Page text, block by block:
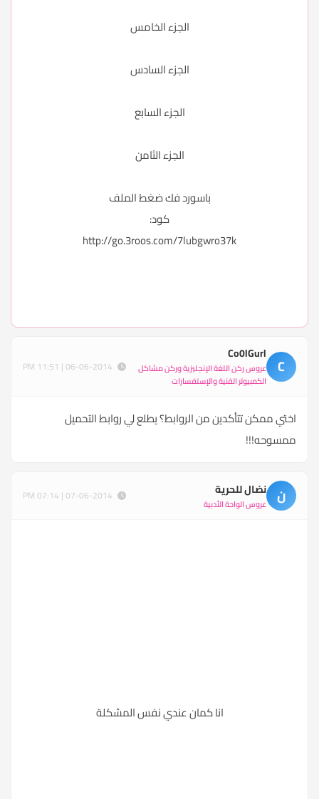
الجزء الخامس
الجزء السادس
الجزء السابع
الجزء الثامن
باسورد فك ضغط الملف
كود:
http://go.3roos.com/7lubgwro37k
C
Co0lGurl
عروس ركن اللغة الإنجليزية وركن مشاكل
الكمبيوتر الفنية والإستفسارات
اختي ممكن تتأكدين من الروابط؟ يطلع لي روابط التحميل
ممسوحه!!!
ن نضال للحرية
عروس الواحة الأدبية
انا كمان عندي نفس المشكلة